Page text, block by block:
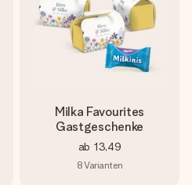
Milka Favourites
Gastgeschenke
ab 13,49
8Varianten